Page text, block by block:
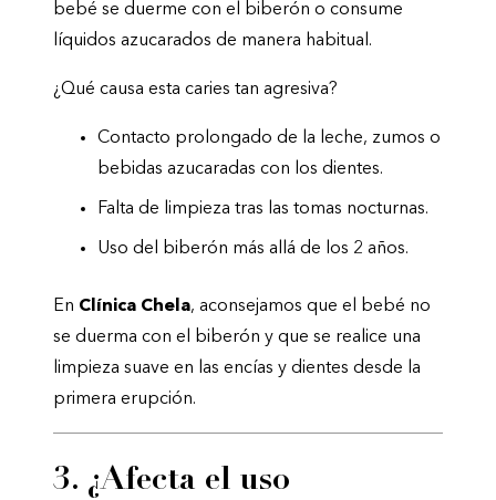
bebé se duerme con el biberón o consume
líquidos azucarados de manera habitual.
¿Qué causa esta caries tan agresiva?
Contacto prolongado de la leche, zumos o
bebidas azucaradas con los dientes.
Falta de limpieza tras las tomas nocturnas.
Uso del biberón más allá de los 2 años.
En Clínica Chela, aconsejamos que el bebé no
se duerma con el biberón y que se realice una
limpieza suave en las encías y dientes desde la
primera erupción.
3. ¿Afecta el uso